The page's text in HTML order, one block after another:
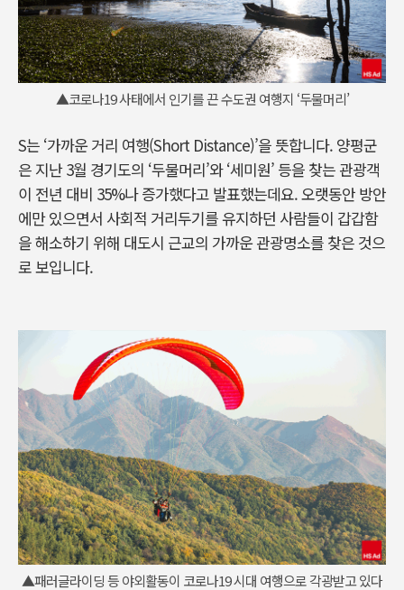
▲코로나19 사태에서 인기를 끈 수도권 여행지 ‘두물머리’
S는 ‘가까운 거리 여행(Short Distance)’을 뜻합니다. 양평군
은 지난 3월 경기도의 ‘두물머리’와 ‘세미원’ 등을 찾는 관광객
이 전년 대비 35%나 증가했다고 발표했는데요. 오랫동안 방안
에만 있으면서 사회적 거리두기를 유지하던 사람들이 갑갑함
을 해소하기 위해 대도시 근교의 가까운 관광명소를 찾은 것으
로 보입니다.
▲패러글라이딩 등 야외활동이 코로나19 시대 여행으로 각광받고 있다